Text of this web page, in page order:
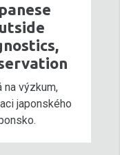
na výzkum,
japonského